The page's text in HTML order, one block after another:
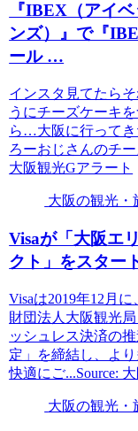
『IBEX（アイ
ンズ）』で『
ール …
インスタ見てたら
うにチーズケーキ
ら…大阪に行ってき
ろーおじさんのチ
大阪観光Gアラート
大阪の観光・
Visaが「大阪エ
クト」をスター
Visaは2019年12月
財団法人大阪観光
ッシュレス決済の
定」を締結し、よ
快適にご...Source:
大阪の観光・